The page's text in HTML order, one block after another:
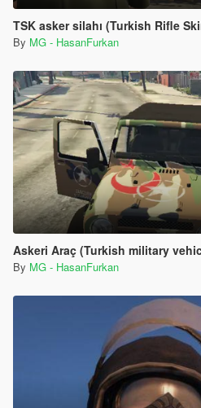
TSK asker silahı (Turkish Rifle
By MG - HasanFurkan
Askeri Araç (Turkish military
By MG - HasanFurkan